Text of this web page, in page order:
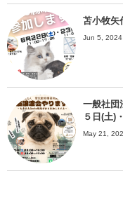
苫小牧矢
Jun 5, 2024
一般社
５日(土)
May 21,